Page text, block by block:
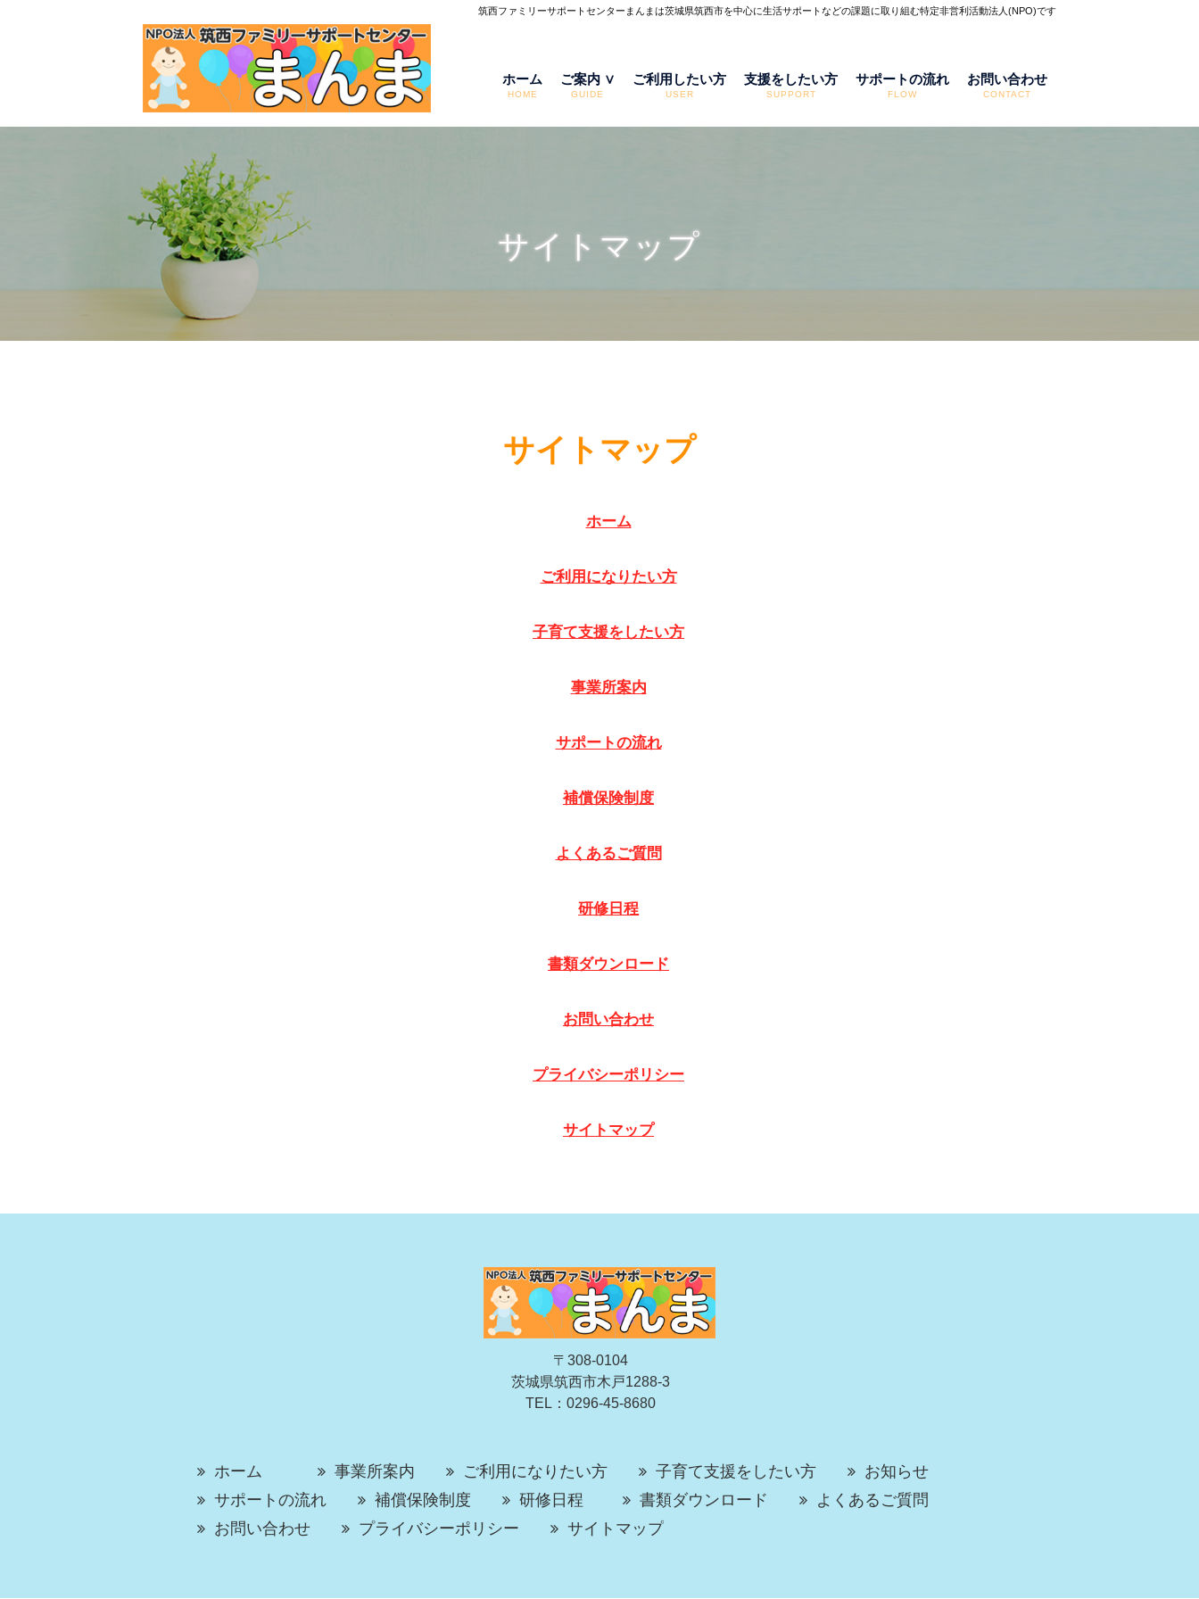
筑西ファミリーサポートセンターまんまは茨城県筑西市を中心に生活サポートなどの課題に取り組む特定非営利活動法人(NPO)です
ホーム
HOME
ご案内 ∨
GUIDE
ご利用したい方
USER
支援をしたい方
SUPPORT
サポートの流れ
FLOW
お問い合わせ
CONTACT
サイトマップ
HOME
サイトマップ
ホーム
ご利用になりたい方
子育て支援をしたい方
事業所案内
サポートの流れ
補償保険制度
よくあるご質問
研修日程
書類ダウンロード
お問い合わせ
プライバシーポリシー
サイトマップ
〒308-0104
茨城県筑西市木戸1288-3
TEL：0296-45-8680
ホーム 事業所案内 ご利用になりたい方 子育て支援をしたい方
お知らせ
サポートの流れ
補償保険制度 研修日程 書類ダウンロード
よくあるご質問
お問い合わせ
プライバシーポリシー サイトマップ